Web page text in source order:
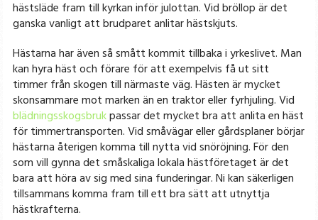
hästsläde fram till kyrkan inför julottan. Vid bröllop är det
ganska vanligt att brudparet anlitar hästskjuts.
Hästarna har även så smått kommit tillbaka i yrkeslivet. Man
kan hyra häst och förare för att exempelvis få ut sitt
timmer från skogen till närmaste väg. Hästen är mycket
skonsammare mot marken än en traktor eller fyrhjuling. Vid
blädningsskogsbrukpassar det mycket bra att anlita en häst
för timmertransporten. Vid småvägar eller gårdsplaner börjar
hästarna återigen komma till nytta vid snöröjning. För den
som vill gynna det småskaliga lokala hästföretaget är det
bara att höra av sig med sina funderingar. Ni kan säkerligen
tillsammans komma fram till ett bra sätt att utnyttja
hästkrafterna.